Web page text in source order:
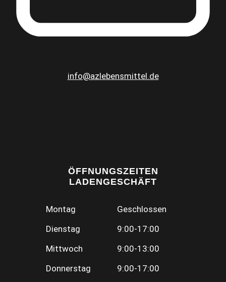
info@azlebensmittel.de
ÖFFNUNGSZEITEN
LADENGESCHÄFT
Montag
Geschlossen
Dienstag
9:00-17:00
Mittwoch
9:00-13:00
Donnerstag
9:00-17:00